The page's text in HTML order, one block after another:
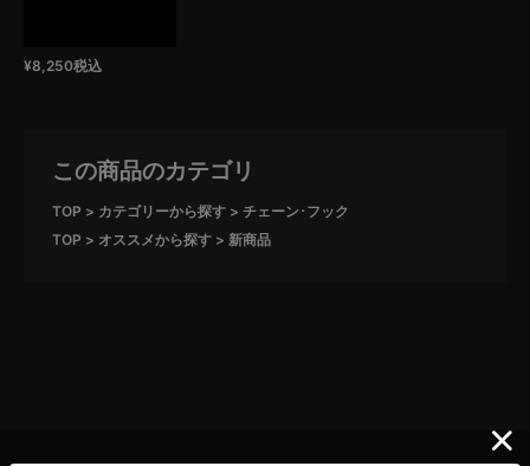
¥8,250税込
この商品のカテゴリ
TOP カテゴリーから探す
チェーン･フック
TOP
オススメから探す 新商品